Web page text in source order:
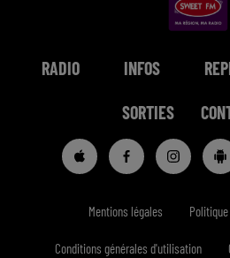
RADIO INFOS
SORTIES
Mentions légales
Conditions générales d'utilisation